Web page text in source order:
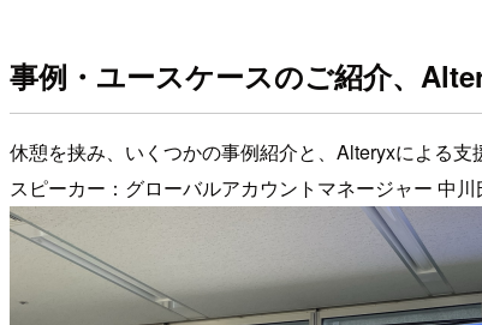
事例・ユースケースのご紹介、
休憩を挟み、いくつかの事例紹介と、Alteryxによる支
スピーカー：グローバルアカウントマネージャー 中川